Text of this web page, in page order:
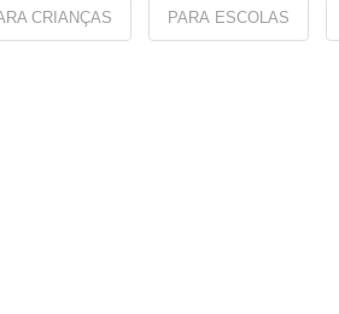
CRIANÇAS PARA ESCOLAS